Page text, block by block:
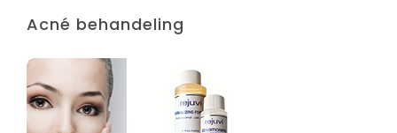
Acné behandeling